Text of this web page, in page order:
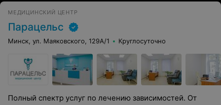
МЕДИЦИНСКИЙ ЦЕНТР
Парацельс
Минск, ул. Маяковского, 129А/1 Круглосуточно
Полный спектр услуг по лечению зависимостей. От